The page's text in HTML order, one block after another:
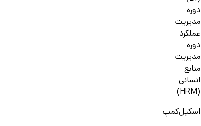
دوره
مدیریت
عملکرد
دوره
مدیریت
منابع
انسانی
(HRM)
اسکیل‌کمپ